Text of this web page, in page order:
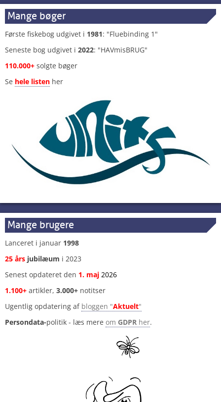
Mange bøger
Første fiskebog udgivet i 1981: "Fluebinding 1"
Seneste bog udgivet i 2022: "HAVmisBRUG"
110.000+ solgte bøger
Se hele listen her
Mange brugere
Lanceret i januar 1998
25 års jubilæum i 2023
Senest opdateret den 1. maj 2026
1.100+ artikler, 3.000+ notitser
Ugentlig opdatering af bloggen "Aktuelt"
Persondata-politik - læs mere om GDPR her.